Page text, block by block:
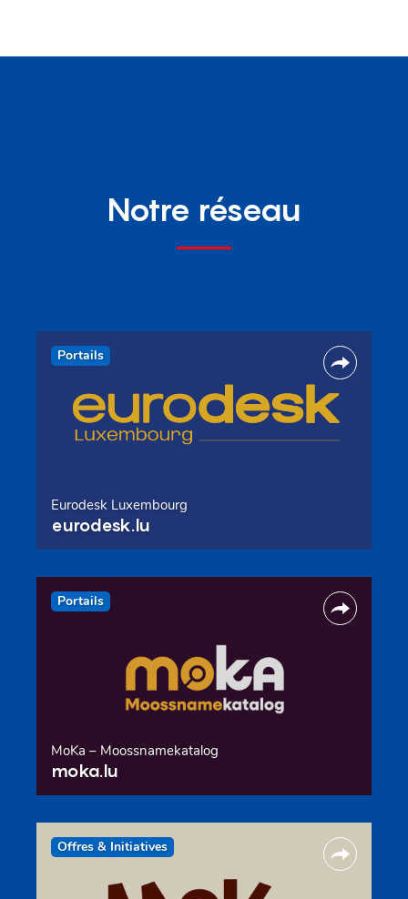
Notre réseau
Portails
Eurodesk Luxembourg
eurodesk.lu
Portails
MoKa – Moossnamekatalog
moka.lu
Offres & Initiatives